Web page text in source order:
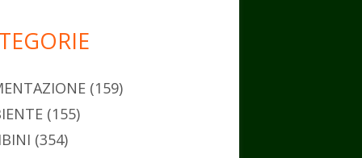
(159)
(155)
(354)